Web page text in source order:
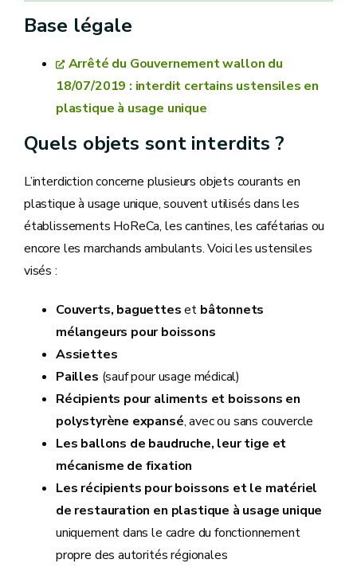
Base légale
Arrêté du Gouvernement wallon du
18/07/2019 : interdit certains ustensiles en
plastique à usage unique
Quels objets sont interdits ?
L’interdiction concerne plusieurs objets courants en
plastique à usage unique, souvent utilisés dans les
établissements HoReCa, les cantines, les cafétarias ou
encore les marchands ambulants. Voici les ustensiles
visés :
Couverts, baguetteset bâtonnets
mélangeurs pour boissons
Assiettes
Pailles (sauf pour usage médical)
Récipients pour aliments et boissons en
polystyrène expansé, avec ou sans couvercle
Les ballons de baudruche, leur tige et
mécanisme de fixation
Les récipients pour boissons et le matériel
de restauration en plastique à usage unique
uniquement dans le cadre du fonctionnement
propre des autorités régionales